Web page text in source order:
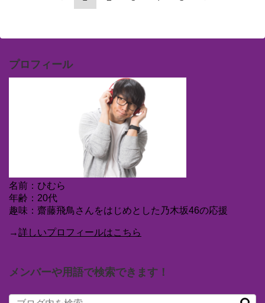
プロフィール
名前：ひむら
年齢：20代
趣味：齋藤飛鳥さんをはじめとした乃木坂46の応援
→詳しいプロフィールはこちら
メンバーや用語で検索できます！